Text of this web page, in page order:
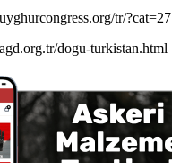
tr/?cat=27
dogu-turkistan.html